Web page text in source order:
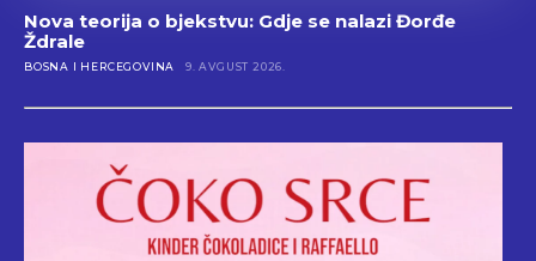
Nova teorija o bjekstvu: Gdje se nalazi Đorđe
Ždrale
BOSNA I HERCEGOVINA 9. AVGUST 2026.